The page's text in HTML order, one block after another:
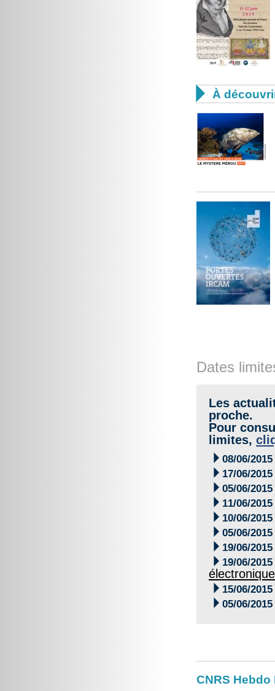
 À
Dates
Les
proche.
Pour
limites,
 08/06/2015
 17/06/2015
 05/06/2015
 11/06/2015
 10/06/2015
 05/06/2015
 19/06/2015
 19/06/2015
 15/06/2015
 05/06/2015
CNRS Hebdo